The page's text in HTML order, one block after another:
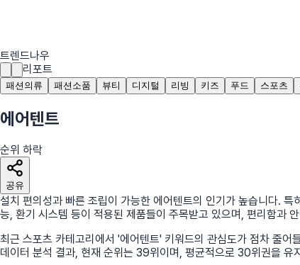
트렌드나우
리포트
패션의류 패션소품 뷰티 디지털 리빙 키즈 푸드 스포츠
에어텐트
순위 하락
공유
설치 편의성과 빠른 조립이 가능한 에어텐트의 인기가 높습니다.
능, 환기 시스템 등이 적용된 제품들이 주목받고 있으며, 편리함과
최근 스포츠 카테고리에서 '에어텐트' 키워드의 관심도가 점차 줄어
데이터 분석 결과, 현재 순위는 39위 이며, 평균적으로 30위권을 유